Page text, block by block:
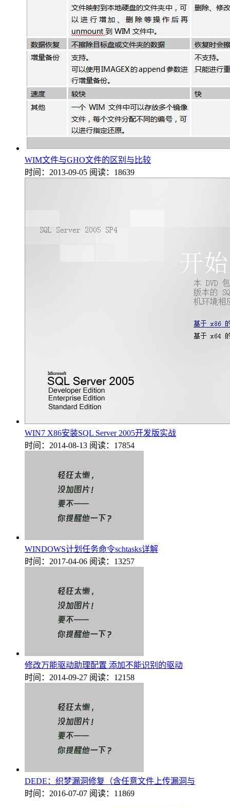
WIM文件与GHO文件的区别与比较
时间：2013-09-05 阅读：18639
WIN7 X86安装SQL Server 2005开发版实战
时间：2014-08-13 阅读：17854
WINDOWS计划任务命令schtasks详解
时间：2017-04-06 阅读：13257
修改万能驱动助理配置 添加不能识别的驱动
时间：2014-09-27 阅读：12158
DEDE：织梦漏洞修复（含任意文件上传漏洞与
时间：2016-07-07 阅读：11869